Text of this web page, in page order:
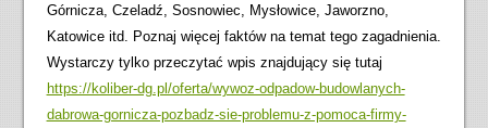
Górnicza, Czeladź, Sosnowiec, Mysłowice, Jaworzno,
Katowice itd. Poznaj więcej faktów na temat tego zagadnienia.
Wystarczy tylko przeczytać wpis znajdujący się tutaj
https://koliber-dg.pl/oferta/wywoz-odpadow-budowlanych-
dabrowa-gornicza-pozbadz-sie-problemu-z-pomoca-firmy-